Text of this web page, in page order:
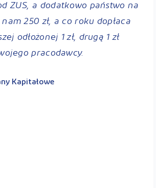
ZUS, a dodatkowo państwo na
250 zł, a co roku dopłaca
odłożonej 1 zł, drugą 1 zł
pracodawcy.
Kapitałowe